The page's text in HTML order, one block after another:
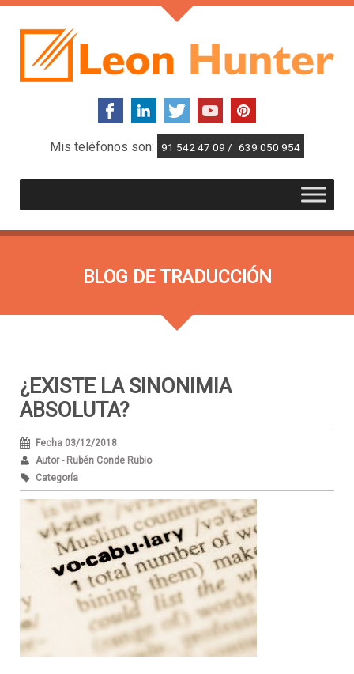
Mis teléfonos son: 91 542 47 09 / 639 050 954
BLOG DE TRADUCCIÓN
¿EXISTE LA SINONIMIA
ABSOLUTA?
Fecha 03/12/2018
Autor - Rubén Conde Rubio
Categoría